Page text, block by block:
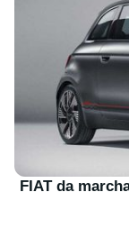
FIAT da